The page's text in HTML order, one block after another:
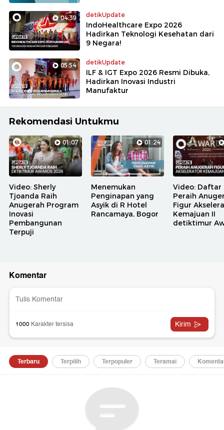
04:39 detikUpdate
IndoHealthcare Expo 2026
Hadirkan Teknologi Kesehatan dari
9 Negara!
05:54 detikUpdate
ILF & IGT Expo 2026 Resmi Dibuka,
Hadirkan Inovasi Industri
Manufaktur
Rekomendasi Untukmu
01:07
Video: Sherly
Tjoanda Raih
Anugerah Program
Inovasi
Pembangunan
Terpuji
01:24
Menemukan
Penginapan yang
Asyik di R Hotel
Rancamaya, Bogor
Video: Daftar
Peraih
Figur
Kemajuan II
detiktimur